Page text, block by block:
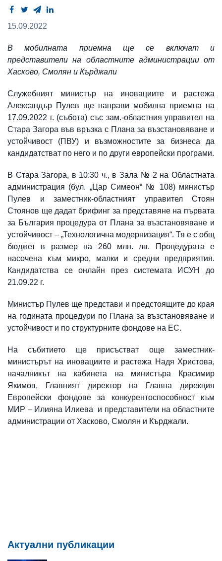
15.09.2022
В мобилната приемна ще се включат и
представители на областните администрации от
Хасково, Смолян и Кърджали
Служебният министър на иновациите и растежа
Александър Пулев ще направи мобилна приемна на
17.09.2022 г. (събота) със зам.-областния управител на
Стара Загора във връзка с Плана за възстановяване и
устойчивост (ПВУ) и възможностите за бизнеса да
кандидатстват по него и по други европейски програми.
В Стара Загора, в 10:30 ч., в Зала № 2 на Областната
администрация (бул. „Цар Симеон“ № 108) министър
Пулев и заместник-областният управител Стоян
Стоянов ще дадат брифинг за представяне на първата
за България процедура от Плана за възстановяване и
устойчивост – „Технологична модернизация“. Тя е с общ
бюджет в размер на 260 млн. лв. Процедурата е
насочена към микро, малки и средни предприятия.
Кандидатства се онлайн през системата ИСУН до
21.09.22 г.
Министър Пулев ще представи и предстоящите до края
на годината процедури по Плана за възстановяване и
устойчивост и по структурните фондове на ЕС.
На събитието ще присъстват още заместник-
министърът на иновациите и растежа Надя Христова,
началникът на кабинета на министъра Красимир
Якимов, Главният директор на Главна дирекция
Европейски фондове за конкурентоспособност към
МИР – Илияна Илиева и представители на областните
администрации от Хасково, Смолян и Кърджали.
Актуални публикации